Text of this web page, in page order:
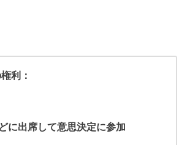
利：
に出席して意思決定に参加